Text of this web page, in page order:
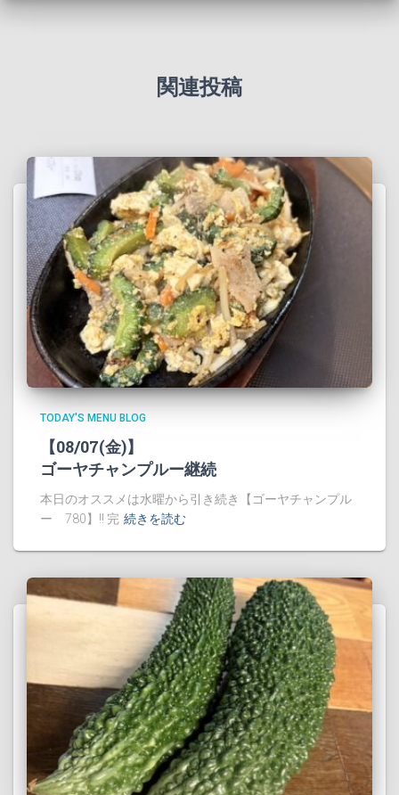
関連投稿
TODAY'S MENU BLOG
【08/07(金)】
ゴーヤチャンプルー継続
本日のオススメは水曜から引き続き【ゴーヤチャンプル
ー 780】!! 完 続きを読む